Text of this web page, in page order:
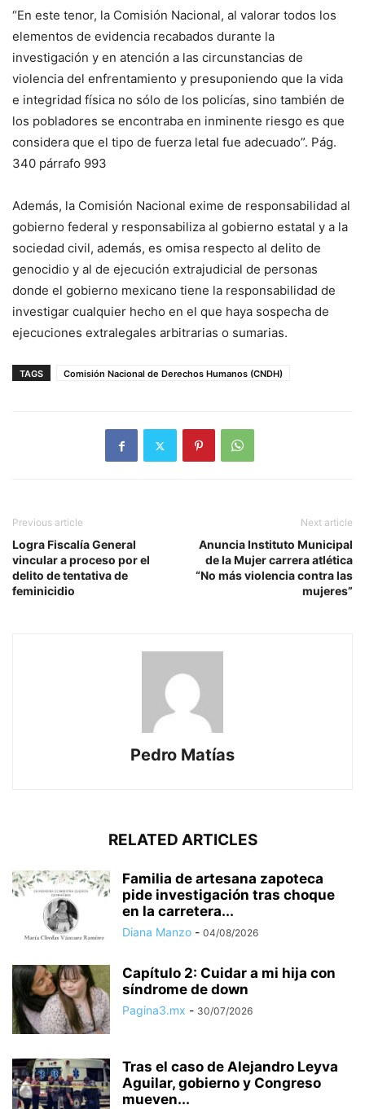
“En este tenor, la Comisión Nacional, al valorar todos los
elementos de evidencia recabados durante la
investigación y en atención a las circunstancias de
violencia del enfrentamiento y presuponiendo que la vida
e integridad física no sólo de los policías, sino también de
los pobladores se encontraba en inminente riesgo es que
considera que el tipo de fuerza letal fue adecuado”. Pág.
340 párrafo 993
Además, la Comisión Nacional exime de responsabilidad al
gobierno federal y responsabiliza al gobierno estatal y a la
sociedad civil, además, es omisa respecto al delito de
genocidio y al de ejecución extrajudicial de personas
donde el gobierno mexicano tiene la responsabilidad de
investigar cualquier hecho en el que haya sospecha de
ejecuciones extralegales arbitrarias o sumarias.
TAGS Comisión Nacional de Derechos Humanos (CNDH)
Previous article
Logra Fiscalía General
vincular a proceso por el
delito de tentativa de
feminicidio
Next article
Anuncia Instituto Municipal
de la Mujer carrera atlética
“No más violencia contra las
mujeres”
Pedro Matías
RELATED ARTICLES
Familia de artesana zapoteca
pide investigación tras choque
en la carretera...
Diana Manzo - 04/08/2026
Capítulo 2: Cuidar a mi hija con
síndrome de down
Pagina3.mx - 30/07/2026
Tras el caso de Alejandro Leyva
Aguilar, gobierno y Congreso
mueven...